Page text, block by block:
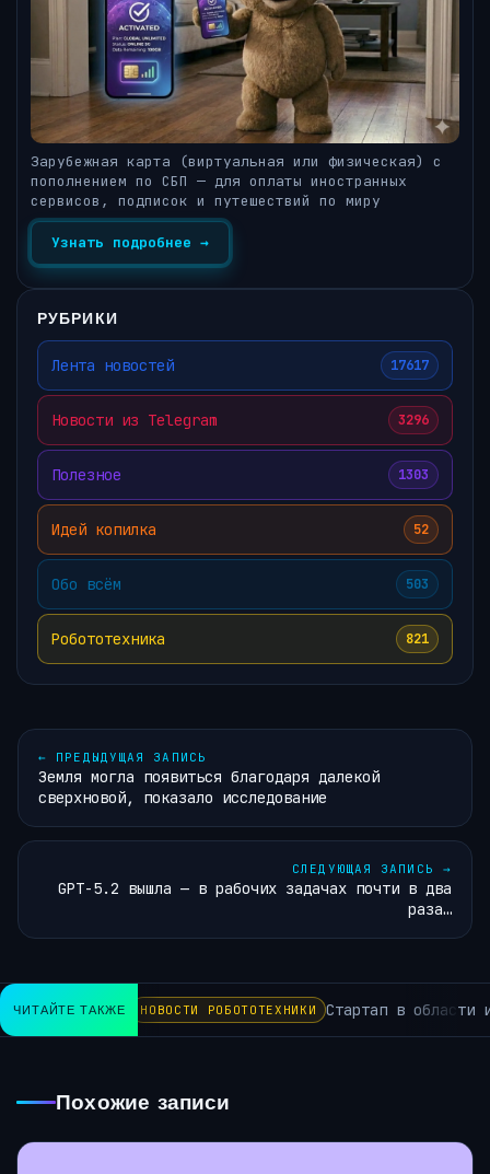
Зарубежная карта (виртуальная или физическая) с
пополнением по СБП — для оплаты иностранных
сервисов, подписок и путешествий по миру
Узнать подробнее →
РУБРИКИ
Лента новостей 17617
Новости из Telegram 3296
Полезное 1303
Идей копилка 52
Обо всём 503
Робототехника 821
← ПРЕДЫДУЩАЯ ЗАПИСЬ
Земля могла появиться благодаря далекой
сверхновой, показало исследование
СЛЕДУЮЩАЯ ЗАПИСЬ →
GPT-5.2 вышла — в рабочих задачах почти в два
раза…
ЧИТАЙТЕ ТАКЖЕНОВОСТИ РОБОТОТЕХНИКИ Стартап в области
Похожие записи